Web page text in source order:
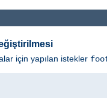
için yapılan istekler